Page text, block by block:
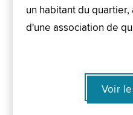
un habitant du
d'une association de
Voir